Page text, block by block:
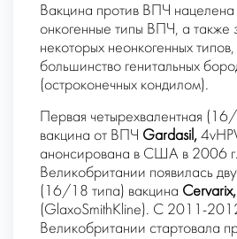
Вакцина против ВПЧ
онкогенные типы ВПЧ, а также
некоторых неонкогенных
большинство генитальных
(остроконечных кондилом).
Первая четырехвалентная
вакцина от ВПЧ Gardasil,
анонсирована в США в 2006
Великобритании появилась
(16/18 типа) вакцина Cervarix,
(GlaxoSmithKline). С 2011-
Великобритании стартовала